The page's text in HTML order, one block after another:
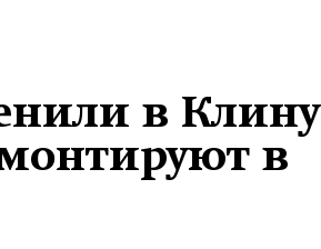
в Клину
в